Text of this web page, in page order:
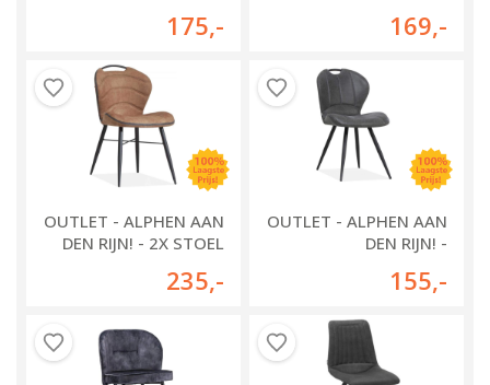
COMFY
175,-
PAULO
169,-
OUTLET - ALPHEN AAN
DEN RIJN! - 2X STOEL
235,-
OUTLET - ALPHEN AAN
DEN RIJN! -
MADRAS
155,-